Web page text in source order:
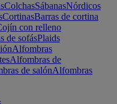
ColchasSábanasNórdicos
CortinasBarras de cortina
con relleno
de sofásPlaids
Alfombras
Alfombras de
de salónAlfombras